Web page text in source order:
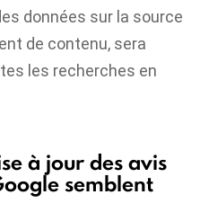
données sur la source
de contenu, sera
les recherches en
à jour des avis
semblent